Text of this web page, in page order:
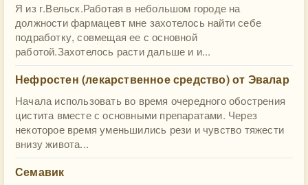
Я из г.Вельск.Работая в небольшом городе на
должности фармацевт мне захотелось найти себе
подработку, совмещая ее с основной
работой.Захотелось расти дальше и и...
Нефростен (лекарственное средство) от Эвалар
Начала использовать во время очередного обострения
цистита вместе с основными препаратами. Через
некоторое время уменьшились рези и чувство тяжести
внизу живота...
Семавик